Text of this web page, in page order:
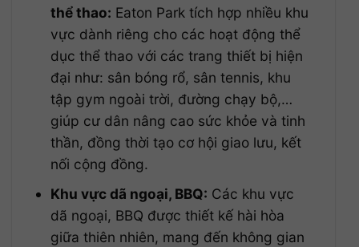
thể thao: Eaton Park tích hợp nhiều khu
vực dành riêng cho các hoạt động thể
dục thể thao với các trang thiết bị hiện
đại như: sân bóng rổ, sân tennis, khu
tập gym ngoài trời, đường chạy bộ,…
giúp cư dân nâng cao sức khỏe và tinh
thần, đồng thời tạo cơ hội giao lưu, kết
nối cộng đồng.
Khu vực dã ngoại, BBQ: Các khu vực
dã ngoại, BBQ được thiết kế hài hòa
giữa thiên nhiên, mang đến không gian